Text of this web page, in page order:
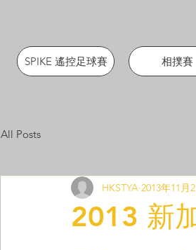
SPIKE 遙控足球賽 相撲賽
All Posts
2013 新
HKSTYA 2013年11月